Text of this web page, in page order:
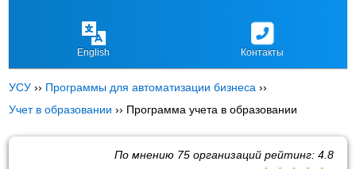
English Контакты
УСУ ›› Программы для автоматизации бизнеса ››
Учет в образовании ›› Программа учета в образовании
По мнению 75организаций рейтинг: 4.8